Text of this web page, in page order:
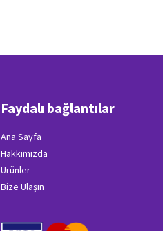
Faydalı bağlantılar
Ana Sayfa
Hakkımızda
Ürünler
Bize Ulaşın